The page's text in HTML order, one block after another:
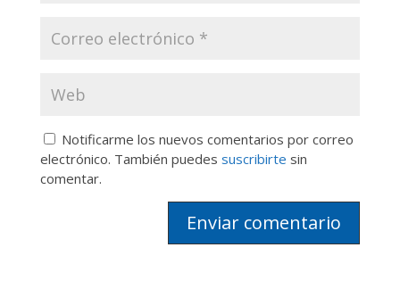
Notificarme los nuevos comentarios por correo
electrónico. También puedes suscribirte sin
comentar.